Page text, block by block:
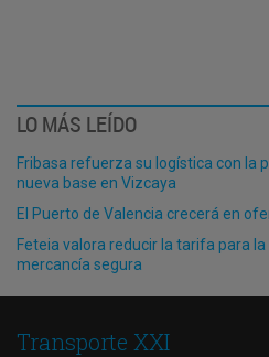
LO MÁS LEÍDO
Fribasa refuerza su logística con la
nueva base en Vizcaya
El Puerto de Valencia crecerá en
Feteia valora reducir la tarifa para
mercancía segura
Transporte XXI